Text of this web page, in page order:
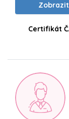
Certifikát